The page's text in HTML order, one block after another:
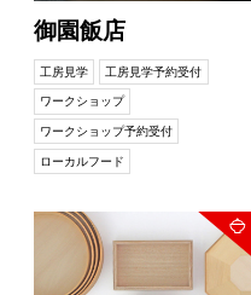
御園飯店
工房見学 工房見学予約受付
ワークショップ
ワークショップ予約受付
ローカルフード